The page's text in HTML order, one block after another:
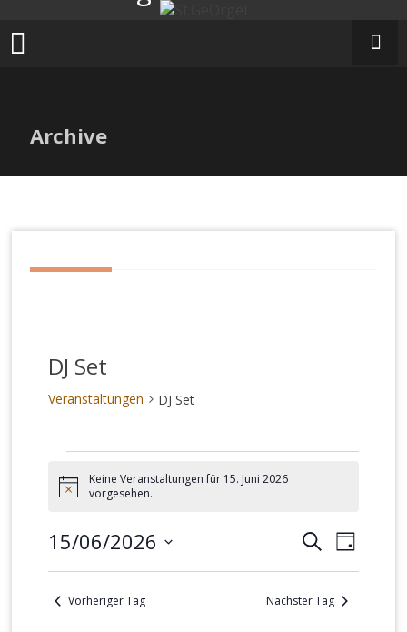
Inhalt
springen
Archive
DJ Set
Veranstaltungen DJ Set
für
Juni
2026
Hinweis
Keine Veranstaltungen für 15. Juni 2026
vorgesehen.
Suche
und
SUCHE
TAG
15/06/2026
Datum
wählen.
Vorheriger Tag Nächster Tag